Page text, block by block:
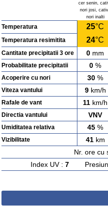
cer senin,
nori josi,
nori inalti
Temperatura 25°C
Temperatura resimitita 24°C
Cantitate precipitatii 3 ore 0 mm
Probabilitate precipitatii 0 %
Acoperire cu nori 30 %
Viteza vantului 9km/h
Rafale de vant 11 km/h
Directia vantului VNV
Umiditatea relativa 45 %
Vizibilitate 41km
Nr. ore cu
Index UV : 7